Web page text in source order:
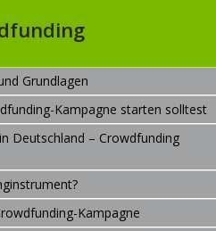
Grundlagen
Kampagne starten solltest
Deutschland – Crowdfunding
Kampagne